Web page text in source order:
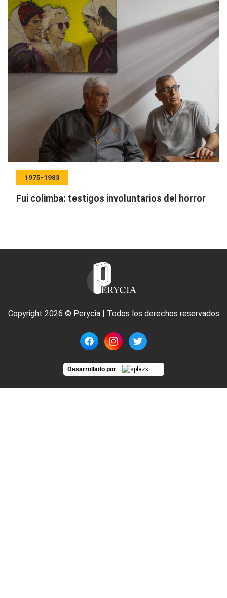
1975-1983
Fui colimba: testigos involuntarios del horror
Copyright 2026 © Perycia | Todos los derechos reservados
Desarrollado por